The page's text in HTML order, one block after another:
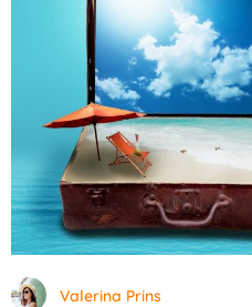
Valerina Prins